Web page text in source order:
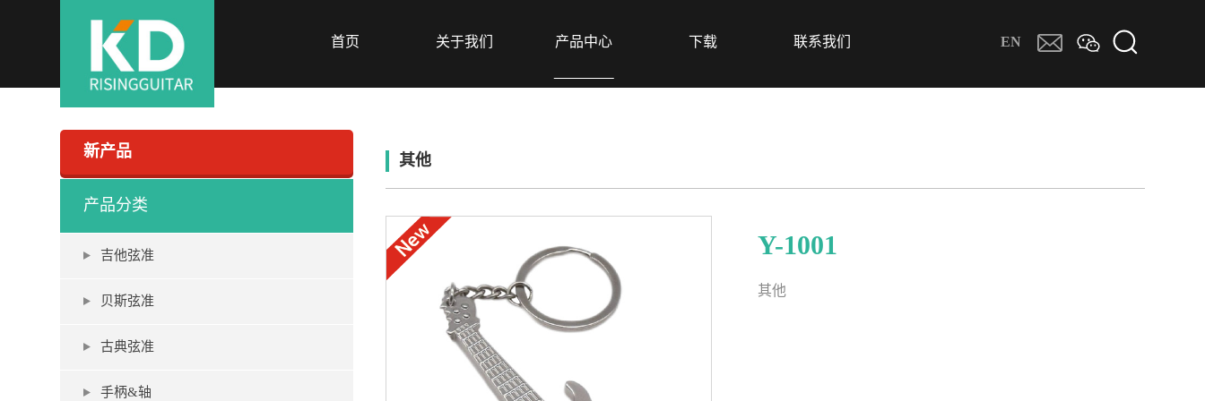
首页 关于我们 产品中心 下载 联系我们 EN
新产品
产品分类
吉他弦准
贝斯弦准
古典弦准
手柄&轴
其他
Y-1001
其他